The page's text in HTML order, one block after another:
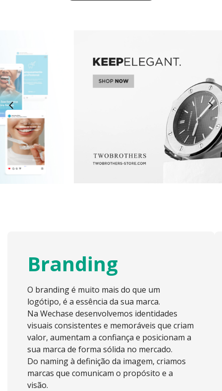
Branding
O branding é muito mais do que um
logótipo, é a essência da sua marca.
Na Wechase desenvolvemos identidades
visuais consistentes e memoráveis que criam
valor, aumentam a confiança e posicionam a
sua marca de forma sólida no mercado.
Do naming à definição da imagem, criamos
marcas que comunicam o propósito e a
visão.